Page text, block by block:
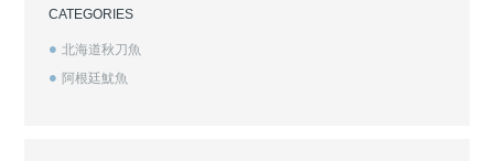
CATEGORIES
北海道秋刀魚
阿根廷魷魚